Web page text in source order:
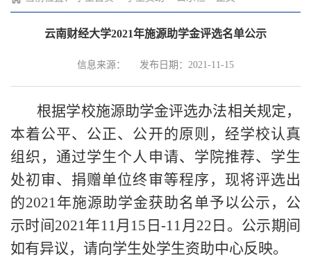
云南财经大学2021年施源助学金评选名单公示
信息来源： 发布日期：2021-11-15
根据学校施源助学金评选办法相关规定，
本着公平、公正、公开的原则，经学校认真
组织，通过学生个人申请、学院推荐、学生
处初审、捐赠单位终审等程序，现将评选出
的2021年施源助学金获助名单予以公示，公
示时间2021年11月15日-11月22日。公示期间
如有异议，请向学生处学生资助中心反映。